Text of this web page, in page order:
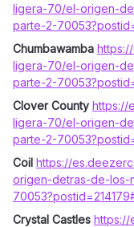
ligera-70/el-origen-
parte-2-
Chumbawamba
ligera-70/el-origen-
parte-2-
Clover County https://
ligera-70/el-origen-
parte-2-
Coil https://
origen-detras-de-los-
Crystal Castles https://